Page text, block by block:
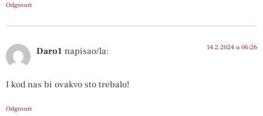
Odgovori
Daro1 napisao/la: 14.2.2024 u 06:26
I kod nas bi ovakvo sto trebalo!
Odgovori